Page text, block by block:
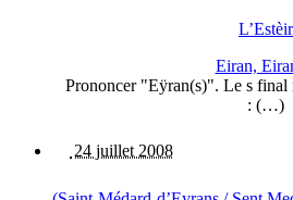
L’Estèir
Eiran,
Prononcer "Eÿran(s)". Le s final
: (…)
24 juillet 2008